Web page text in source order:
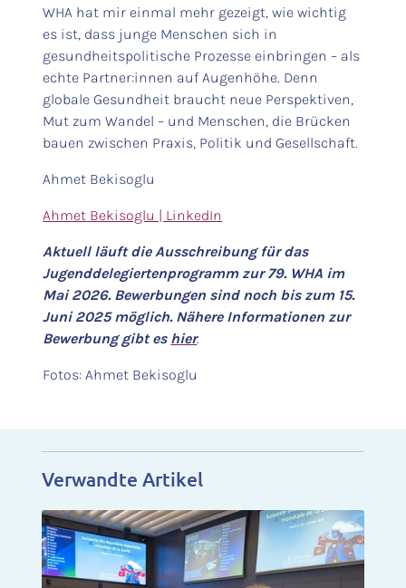
WHA hat mir einmal mehr gezeigt, wie wichtig
es ist, dass junge Menschen sich in
gesundheitspolitische Prozesse einbringen – als
echte Partner:innen auf Augenhöhe. Denn
globale Gesundheit braucht neue Perspektiven,
Mut zum Wandel – und Menschen, die Brücken
bauen zwischen Praxis, Politik und Gesellschaft.
Ahmet Bekisoglu
Ahmet Bekisoglu | LinkedIn
Aktuell läuft die Ausschreibung für das
Jugenddelegiertenprogramm zur 79. WHA im
Mai 2026. Bewerbungen sind noch bis zum 15.
Juni 2025 möglich. Nähere Informationen zur
Bewerbung gibt es hier.
Fotos: Ahmet Bekisoglu
Verwandte Artikel